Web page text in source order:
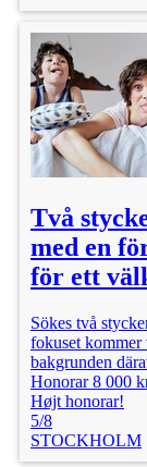
Två
med en
för ett
Sökes två
fokuset kommer
bakgrunden
Honorar 8 000
Højt honorar!
5/8
STOCKHOLM